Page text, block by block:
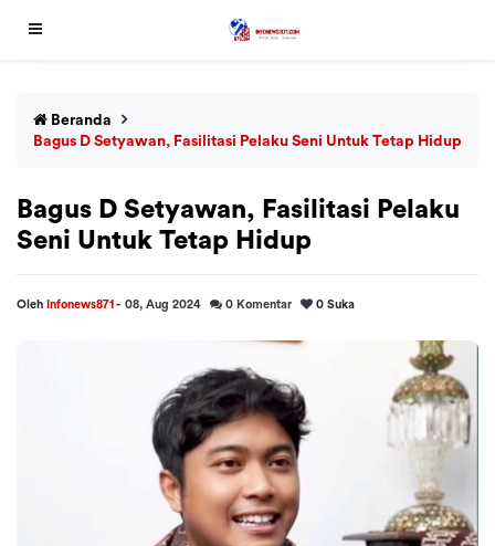
Beranda
Bagus D Setyawan, Fasilitasi Pelaku Seni Untuk Tetap Hidup
Bagus D Setyawan, Fasilitasi Pelaku
Seni Untuk Tetap Hidup
Oleh Infonews871 - 08, Aug 2024 0 Komentar 0 Suka